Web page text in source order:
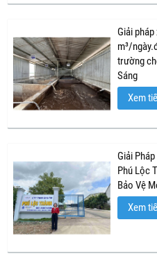
Giải
m³/
trường
Sáng
Xem
Giải
Phú Lộc
Bảo Vệ
Xem